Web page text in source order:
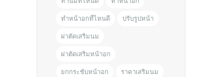
ทำหน้าอกที่ไหนดี ปรับรูปหน้า
ผ่าตัดเสริมนม
ผ่าตัดเสริมหน้าอก
ยกกระชับหน้าอก ราคาเสริมนม